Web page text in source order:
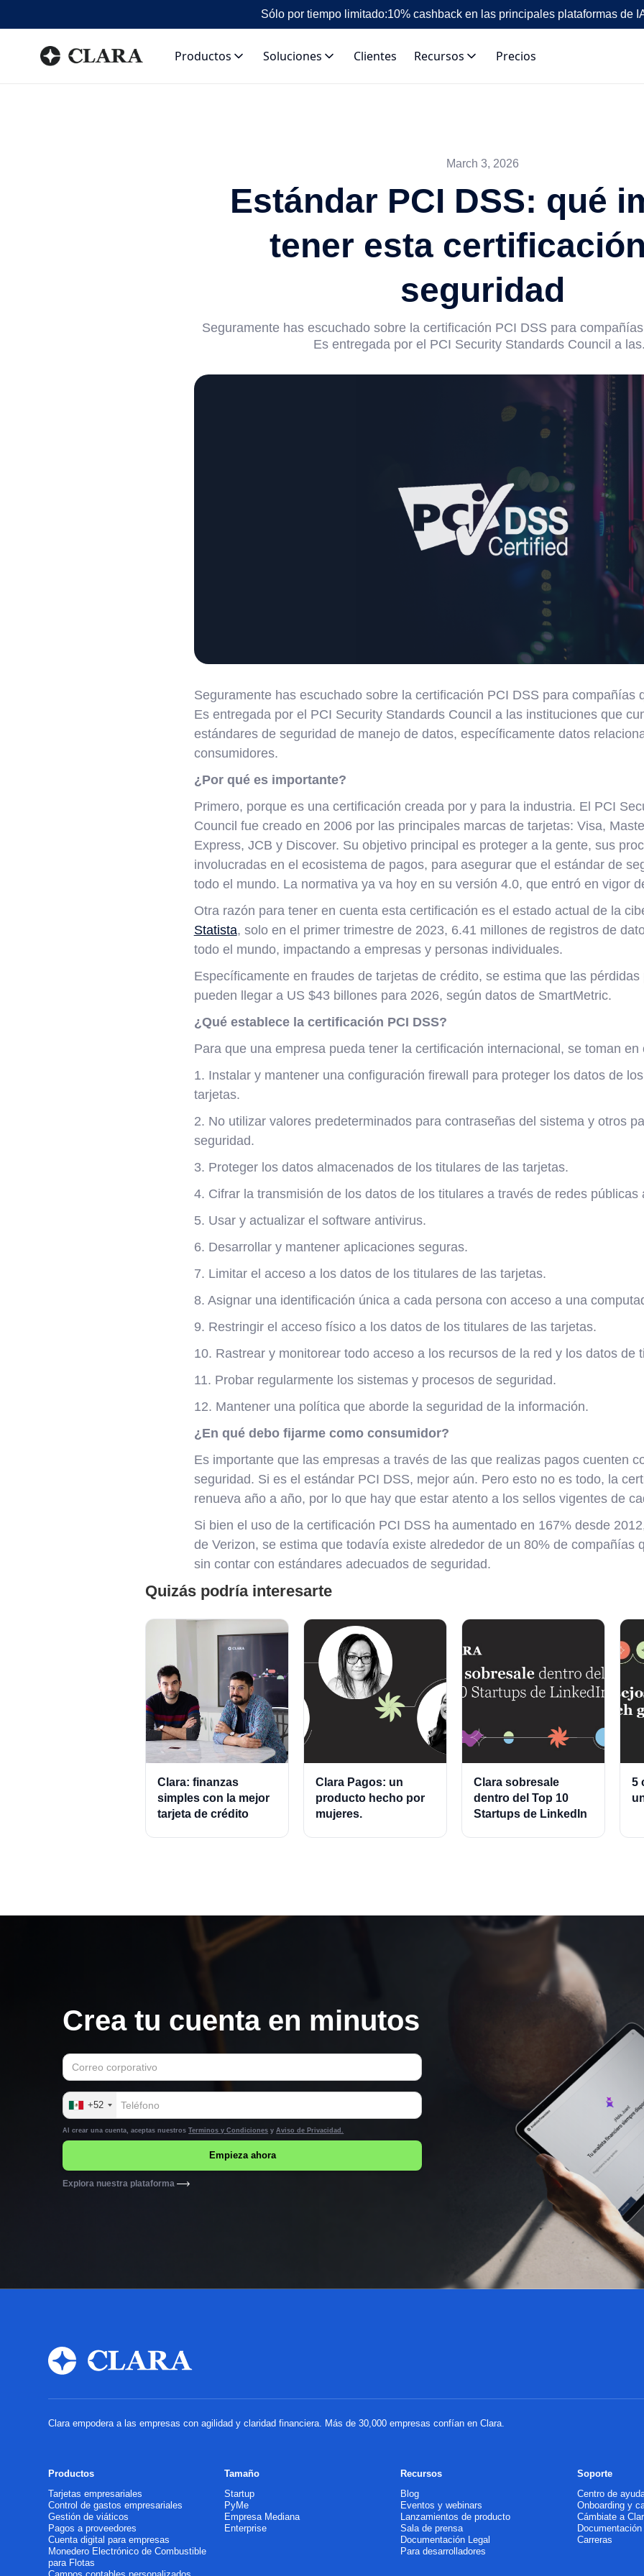
Sólo por tiempo limitado:10% cashback en las principales plataformas de
Productos Soluciones Clientes Recursos Precios
March 3, 2026
Estándar PCI DSS: qué
tener esta
seguridad
Seguramente has escuchado sobre la certificación PCI DSS para
Es entregada por el PCI Security Standards Council a
Seguramente has escuchado sobre la certificación PCI DSS para compañías
Es entregada por el PCI Security Standards Council a las instituciones que
estándares de seguridad de manejo de datos, específicamente datos
consumidores.
¿Por qué es importante?
Primero, porque es una certificación creada por y para la industria. El PCI
Council fue creado en 2006 por las principales marcas de tarjetas: Visa,
Express, JCB y Discover. Su objetivo principal es proteger a la gente, sus
involucradas en el ecosistema de pagos, para asegurar que el estándar de
todo el mundo. La normativa ya va hoy en su versión 4.0, que entró en vigor
Otra razón para tener en cuenta esta certificación es el estado actual de la
Statista, solo en el primer trimestre de 2023, 6.41 millones de registros de
todo el mundo, impactando a empresas y personas individuales.
Específicamente en fraudes de tarjetas de crédito, se estima que las
pueden llegar a US $43 billones para 2026, según datos de SmartMetric.
¿Qué establece la certificación PCI DSS?
Para que una empresa pueda tener la certificación internacional, se toman en
1. Instalar y mantener una configuración firewall para proteger los datos de
tarjetas.
2. No utilizar valores predeterminados para contraseñas del sistema y otros
seguridad.
3. Proteger los datos almacenados de los titulares de las tarjetas.
4. Cifrar la transmisión de los datos de los titulares a través de redes públicas
5. Usar y actualizar el software antivirus.
6. Desarrollar y mantener aplicaciones seguras.
7. Limitar el acceso a los datos de los titulares de las tarjetas.
8. Asignar una identificación única a cada persona con acceso a una
9. Restringir el acceso físico a los datos de los titulares de las tarjetas.
10. Rastrear y monitorear todo acceso a los recursos de la red y los datos de
11. Probar regularmente los sistemas y procesos de seguridad.
12. Mantener una política que aborde la seguridad de la información.
¿En qué debo fijarme como consumidor?
Es importante que las empresas a través de las que realizas pagos cuenten
seguridad. Si es el estándar PCI DSS, mejor aún. Pero esto no es todo, la
renueva año a año, por lo que hay que estar atento a los sellos vigentes de
Si bien el uso de la certificación PCI DSS ha aumentado en 167% desde
de Verizon, se estima que todavía existe alrededor de un 80% de compañías
sin contar con estándares adecuados de seguridad.
Quizás podría interesarte
Clara: finanzas
simples con la mejor
tarjeta de crédito
Clara Pagos: un
producto hecho por
mujeres.
Clara sobresale
dentro del Top 10
Startups de LinkedIn
5
Crea tu cuenta en minutos
+52
Al crear una cuenta, aceptas nuestrosTerminos y Condiciones yAviso de Privacidad.
Explora nuestra plataforma
Clara empodera a las empresas con agilidad y claridad financiera. Más de 30,000 empresas confían en Clara.
Productos
Tarjetas empresariales
Control de gastos empresariales
Gestión de viáticos
Pagos a proveedores
Cuenta digital para empresas
Monedero Electrónico de Combustible
para Flotas
Tamaño
Startup
PyMe
Empresa Mediana
Enterprise
Recursos
Blog
Eventos y webinars
Lanzamientos de producto
Sala de prensa
Documentación Legal
Para desarrolladores
Soporte
Centro de
Onboarding y
Cámbiate a
Carreras